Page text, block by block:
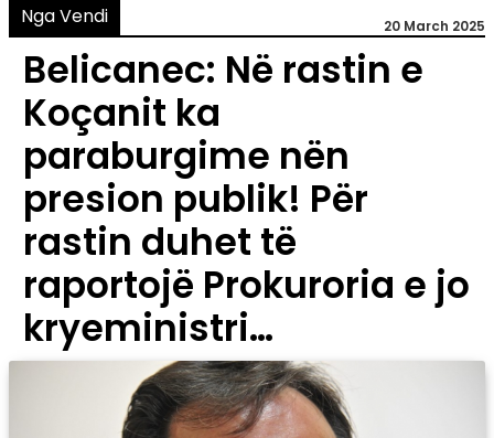
Nga Vendi 20 March 2025
Belicanec: Në rastin e
Koçanit ka
paraburgime nën
presion publik! Për
rastin duhet të
raportojë Prokuroria e jo
kryeministri…